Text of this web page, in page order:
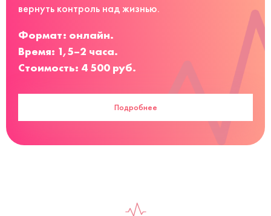
вернуть контроль над жизнью.
Формат: онлайн.
Время: 1,5–2 часа.
Стоимость: 4 500 руб.
Подробнее